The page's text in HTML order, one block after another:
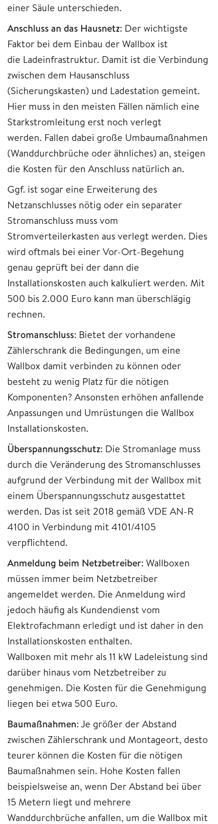
einer Säule unterschieden.
Anschluss an das Hausnetz: Der wichtigste
Faktor bei dem Einbau der Wallbox ist
die Ladeinfrastruktur. Damit ist die Verbindung
zwischen dem Hausanschluss
(Sicherungskasten) und Ladestation gemeint.
Hier muss in den meisten Fällen nämlich eine
Starkstromleitung erst noch verlegt
werden. Fallen dabei große Umbaumaßnahmen
(Wanddurchbrüche oder ähnliches) an, steigen
die Kosten für den Anschluss natürlich an.
Ggf. ist sogar eine Erweiterung des
Netzanschlusses nötig oder ein separater
Stromanschluss muss vom
Stromverteilerkasten aus verlegt werden. Dies
wird oftmals bei einer Vor-Ort-Begehung
genau geprüft bei der dann die
Installationskosten auch kalkuliert werden. Mit
500 bis 2.000 Euro kann man überschlägig
rechnen.
Stromanschluss: Bietet der vorhandene
Zählerschrank die Bedingungen, um eine
Wallbox damit verbinden zu können oder
besteht zu wenig Platz für die nötigen
Komponenten? Ansonsten erhöhen anfallende
Anpassungen und Umrüstungen die Wallbox
Installationskosten.
Überspannungsschutz: Die Stromanlage muss
durch die Veränderung des Stromanschlusses
aufgrund der Verbindung mit der Wallbox mit
einem Überspannungsschutz ausgestattet
werden. Das ist seit 2018 gemäß VDE AN-R
4100 in Verbindung mit 4101/4105
verpflichtend.
Anmeldung beim Netzbetreiber: Wallboxen
müssen immer beim Netzbetreiber
angemeldet werden. Die Anmeldung wird
jedoch häufig als Kundendienst vom
Elektrofachmann erledigt und ist daher in den
Installationskosten enthalten.
Wallboxen mit mehr als 11 kW Ladeleistung sind
darüber hinaus vom Netzbetreiber zu
genehmigen. Die Kosten für die Genehmigung
liegen bei etwa 500 Euro.
Baumaßnahmen: Je größer der Abstand
zwischen Zählerschrank und Montageort, desto
teurer können die Kosten für die nötigen
Baumaßnahmen sein. Hohe Kosten fallen
beispielsweise an, wenn Der Abstand bei über
15 Metern liegt und mehrere
Wanddurchbrüche anfallen, um die Wallbox mit